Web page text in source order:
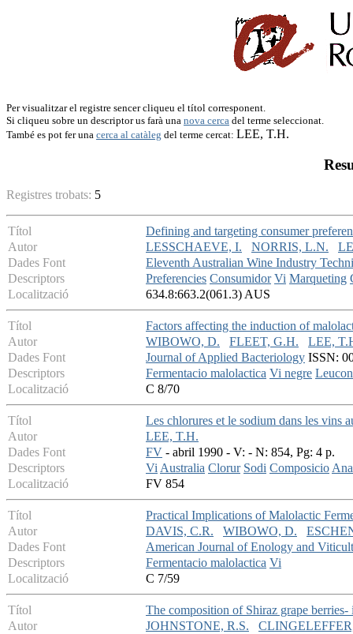
Per visualitzar el registre sencer cliqueu el títol corresponent.
Si cliqueu sobre un descriptor us farà una nova cerca del terme seleccionat.
També es pot fer una cerca al catàleg del terme cercat: LEE, T.H.
Registres trobats: 5
Títol
Defining and targeting consumer
Autor
LESSCHAEVE, I. NORRIS, L.N.
Dades Font
Eleventh Australian Wine Industry
Descriptors
Preferencies Consumidor Vi Marqueting
Localització
634.8:663.2(061.3) AUS
Títol
Factors affecting the induction of
Autor
WIBOWO, D. FLEET, G.H.
LEE,
Dades Font
Journal of Applied Bacteriology ISSN:
Descriptors
Fermentacio malolactica Vi negre
Localització
C 8/70
Títol
Les chlorures et le sodium dans les vins
Autor
LEE, T.H.
Dades Font
FV - abril 1990 - V: - N: 854, Pg: 4 p.
Descriptors
ViAustralia Clorur Sodi Composicio
Localització
FV 854
Títol
Practical Implications of Malolactic
Autor
DAVIS, C.R. WIBOWO, D.
Dades Font
American Journal of Enology and
Descriptors
Fermentacio malolactica Vi
Localització
C 7/59
Títol
The composition of Shiraz grape
Autor
JOHNSTONE, R.S.